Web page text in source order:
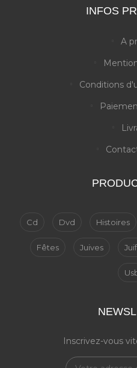
INFOS
A
Conditions
Cd Dvd Histoires
Fêtes Juives
Inscrivez-vous